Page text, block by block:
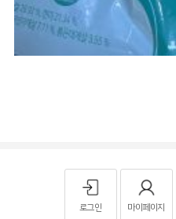
로그인 마이페이지